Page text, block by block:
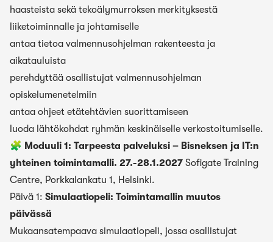
haasteista sekä tekoälymurroksen merkityksestä
liiketoiminnalle ja johtamiselle
antaa tietoa valmennusohjelman rakenteesta ja
aikatauluista
perehdyttää osallistujat valmennusohjelman
opiskelumenetelmiin
antaa ohjeet etätehtävien suorittamiseen
luoda lähtökohdat ryhmän keskinäiselle verkostoitumiselle.
🧩 Moduuli 1: Tarpeesta palveluksi – Bisneksen ja IT:n
yhteinen toimintamalli. 27.-28.1.2027 Sofigate Training
Centre, Porkkalankatu 1, Helsinki.
Päivä 1: Simulaatiopeli: Toimintamallin muutos
päivässä
Mukaansatempaava simulaatiopeli, jossa osallistujat